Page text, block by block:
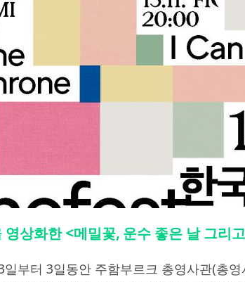
]
튀빙겐대, ‘독일어권 한국학대회(VfK)’ 성료
한인소식
]
7.23 접수마감] 제108회 한국어능력시험 (TOPIK)
게시판
20 ]
“정체성은 연결의 자산”… 독일 한인 차세대 협회(FLCG),
]
]
상화한 <메밀꽃, 운수 좋은 날 그리
일부터 3일동안 주함부르크 총영사관(총